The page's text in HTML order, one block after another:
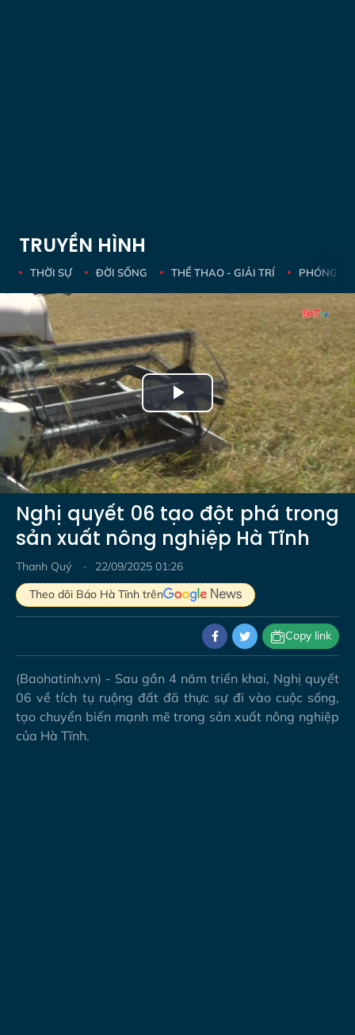
TRUYỀN HÌNH
THỜI SỰ ĐỜI SỐNG THỂ THAO - GIẢI TRÍ PHÓNG
Play
Video
Nghị quyết 06 tạo đột phá trong
sản xuất nông nghiệp Hà Tĩnh
Thanh Quý
22/09/2025 01:26
Theo dõi Báo Hà Tĩnh trên
Copy link
(Baohatinh.vn) - Sau gần 4 năm triển khai, Nghị quyết
06 về tích tụ ruộng đất đã thực sự đi vào cuộc sống,
tạo chuyển biến mạnh mẽ trong sản xuất nông nghiệp
của Hà Tĩnh.